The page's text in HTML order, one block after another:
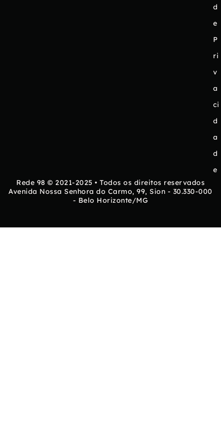
d
e
P
ri
v
a
ci
d
a
d
e
Rede 98 © 2021-2025 • Todos os direitos reservados
Avenida Nossa Senhora do Carmo, 99, Sion - 30.330-000
- Belo Horizonte/MG